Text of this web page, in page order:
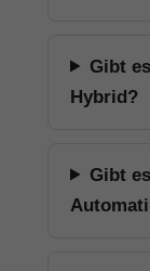
Gibt
Hybrid?
Gibt